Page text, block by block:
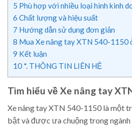
5 Phù hợp với nhiều loại hình kinh
6 Chất lượng và hiệu suất
7 Hướng dẫn sử dụng đơn giản
8 Mua Xe nâng tay XTN 540-1150
9 Kết luận
10 *. THÔNG TIN LIÊN HỆ
Tìm hiểu về Xe nâng tay
Xe nâng tay XTN 540-1150 là một
bật và được ưa chuộng trong